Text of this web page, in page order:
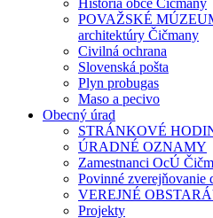
POVAŽSKÉ
architektúry Čičmany
Civilná ochrana
Slovenská pošta
Plyn probugas
Maso a pecivo
Obecný úrad
STRÁNKOVÉ
ÚRADNÉ OZNAMY
Zamestnanci OcÚ
Povinné
VEREJNÉ
Projekty